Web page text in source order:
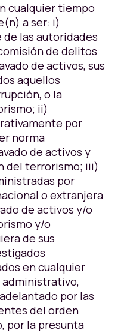
cualquier tiempo
a ser: i)
las autoridades
de delitos
de activos, sus
aquellos
o la
ii)
por
norma
de activos y
del terrorismo; iii)
por
o extranjera
de activos y/o
y/o
de sus
en cualquier
por las
del orden
por la presunta